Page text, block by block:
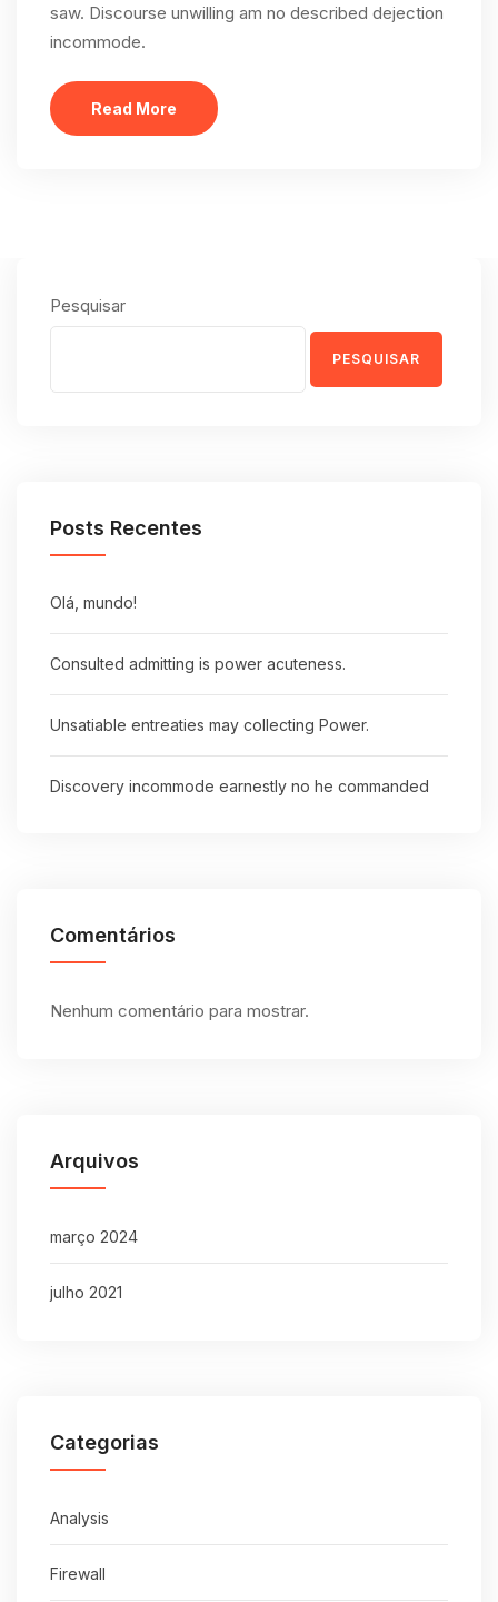
saw. Discourse unwilling am no described dejection
incommode.
Read More
Pesquisar
PESQUISAR
Posts Recentes
Olá, mundo!
Consulted admitting is power acuteness.
Unsatiable entreaties may collecting Power.
Discovery incommode earnestly no he commanded
Comentários
Nenhum comentário para mostrar.
Arquivos
março 2024
julho 2021
Categorias
Analysis
Firewall